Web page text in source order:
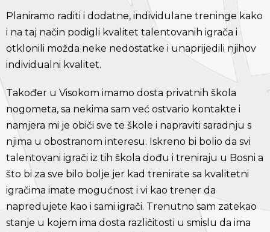
Planiramo raditi i dodatne, individulane treninge kako
i na taj način podigli kvalitet talentovanih igrača i
otklonili možda neke nedostatke i unaprijedili njihov
individualni kvalitet.
Također u Visokom imamo dosta privatnih škola
nogometa, sa nekima sam već ostvario kontakte i
namjera mi je običi sve te škole i napraviti saradnju s
njima u obostranom interesu. Iskreno bi bolio da svi
talentovani igrači iz tih škola dođu i treniraju u Bosni a
što bi za sve bilo bolje jer kad trenirate sa kvalitetni
igračima imate mogućnost i vi kao trener da
napredujete kao i sami igrači. Trenutno sam zatekao
stanje u kojem ima dosta različitosti u smislu da ima